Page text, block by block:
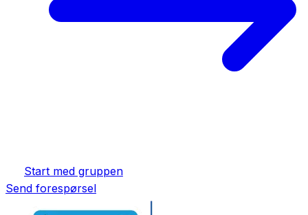
Start med gruppen
Send forespørsel